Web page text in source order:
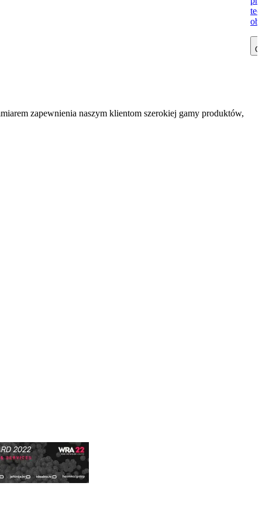
zapewnienia naszym klientom szerokiej gamy produktów,